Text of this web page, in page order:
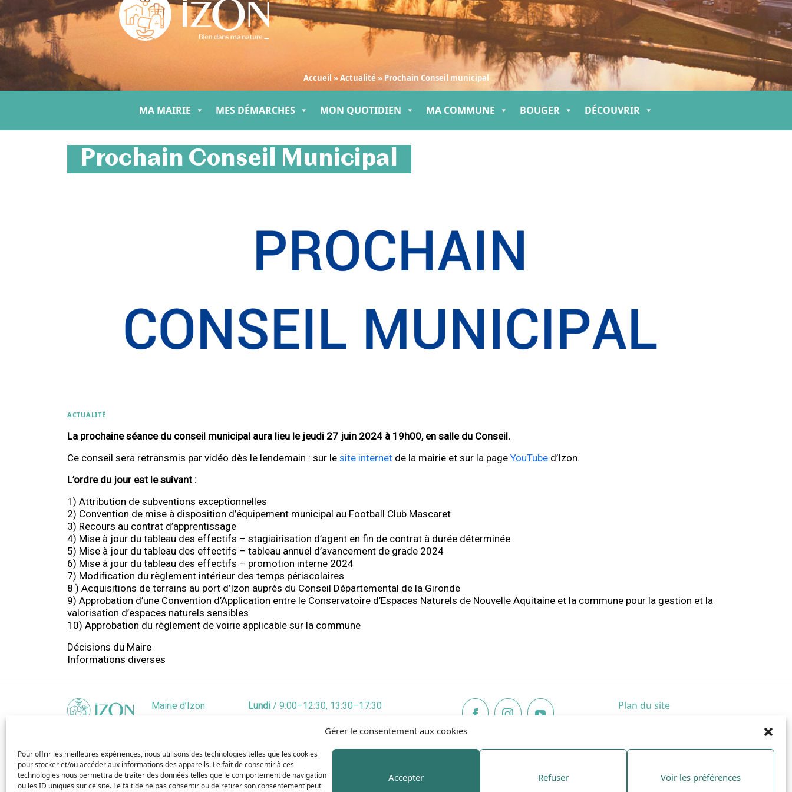
Gérer le consentement aux cookies
Pour offrir les meilleures expériences, nous utilisons des technologies telles que les cookies
pour stocker et/ou accéder aux informations des appareils. Le fait de consentir à ces
technologies nous permettra de traiter des données telles que le comportement de navigation
ou les ID uniques sur ce site. Le fait de ne pas consentir ou de retirer son consentement peut
Accepter Refuser Voir les préférences
Accueil »Actualité » Prochain Conseil municipal
MA MAIRIE MES DÉMARCHES MON QUOTIDIEN MA COMMUNE BOUGER DÉCOUVRIR
Prochain Conseil Municipal
ACTUALITÉ
La prochaine séance du conseil municipal aura lieu le jeudi 27 juin 2024 à 19h00, en salle du Conseil.
Ce conseil sera retransmis par vidéo dès le lendemain : sur le site internet de la mairie et sur la page YouTube d’Izon.
L’ordre du jour est le suivant :
1) Attribution de subventions exceptionnelles
2) Convention de mise à disposition d’équipement municipal au Football Club Mascaret
3) Recours au contrat d’apprentissage
4) Mise à jour du tableau des effectifs – stagiairisation d’agent en fin de contrat à durée déterminée
5) Mise à jour du tableau des effectifs – tableau annuel d’avancement de grade 2024
6) Mise à jour du tableau des effectifs – promotion interne 2024
7) Modification du règlement intérieur des temps périscolaires
8 ) Acquisitions de terrains au port d’Izon auprès du Conseil Départemental de la Gironde
9) Approbation d’une Convention d’Application entre le Conservatoire d’Espaces Naturels de Nouvelle Aquitaine et la commune pour la gestion et la
valorisation d’espaces naturels sensibles
10) Approbation du règlement de voirie applicable sur la commune
Décisions du Maire
Informations diverses
Mairie d’Izon
Gaulle 33450
IZON
Localiser
Lundi / 9:00–12:30, 13:30–17:30
/ 9:00–12:30, 13:30–17:30
Jeudi/ 9:00–12:30, 13:30–17:30
Vendredi/ 9:00–12:30, 13:30–17:30
Samedi/ 9:00–12:00
Plan du site